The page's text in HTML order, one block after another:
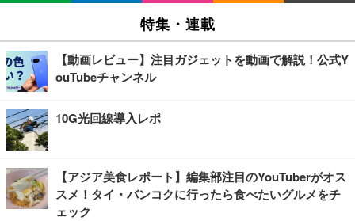
特集・連載
【動画レビュー】注目ガジェットを動画で解説！公式Y
ouTubeチャンネル
10G光回線導入レポ
【アジア美食レポート】編集部注目のYouTuberがオス
スメ！タイ・バンコクに行ったら食べたいグルメをチ
ェック